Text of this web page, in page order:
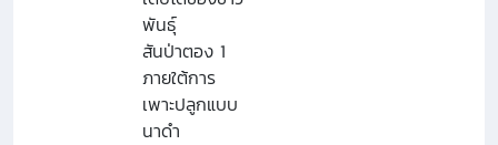
พันธุ์
สันป่าตอง 1
ภายใต้การ
เพาะปลูกแบบ
นาดำ